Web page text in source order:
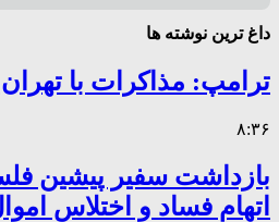
داغ ترین نوشته ها
ترامپ: مذاکرات با
۸:۳۶
بازداشت سفیر پیشین
اتهام فساد و اختلاس